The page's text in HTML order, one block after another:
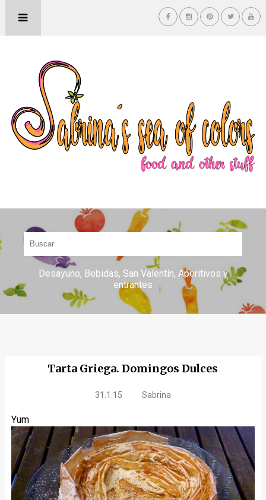
Desayuno Bebidas San Valentín Aperitivos y
entrantes
Tarta Griega. Domingos Dulces
31.1.15 Sabrina
Yum